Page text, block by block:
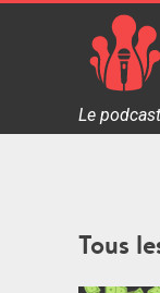
Proxi
Le
Tous